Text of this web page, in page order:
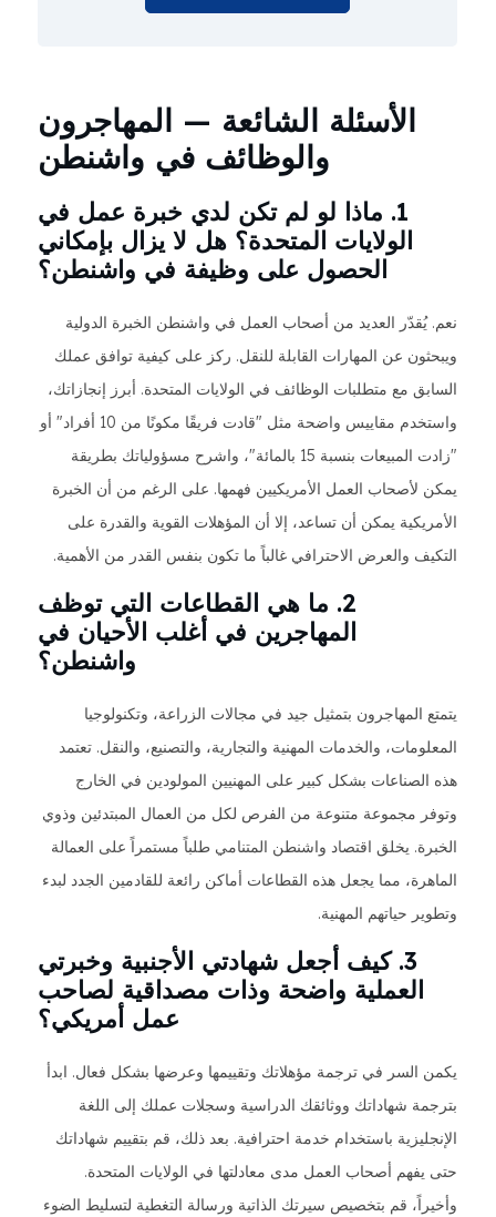
الأسئلة الشائعة — المهاجرون
والوظائف في واشنطن
1. ماذا لو لم تكن لدي خبرة عمل في
الولايات المتحدة؟ هل لا يزال بإمكاني
الحصول على وظيفة في واشنطن؟
نعم. يُقدّر العديد من أصحاب العمل في واشنطن الخبرة الدولية
ويبحثون عن المهارات القابلة للنقل. ركز على كيفية توافق عملك
السابق مع متطلبات الوظائف في الولايات المتحدة. أبرز إنجازاتك،
واستخدم مقاييس واضحة مثل "قادت فريقًا مكونًا من 10 أفراد" أو
"زادت المبيعات بنسبة 15 بالمائة"، واشرح مسؤولياتك بطريقة
يمكن لأصحاب العمل الأمريكيين فهمها. على الرغم من أن الخبرة
الأمريكية يمكن أن تساعد، إلا أن المؤهلات القوية والقدرة على
التكيف والعرض الاحترافي غالباً ما تكون بنفس القدر من الأهمية.
2. ما هي القطاعات التي توظف
المهاجرين في أغلب الأحيان في
واشنطن؟
يتمتع المهاجرون بتمثيل جيد في مجالات الزراعة، وتكنولوجيا
المعلومات، والخدمات المهنية والتجارية، والتصنيع، والنقل. تعتمد
هذه الصناعات بشكل كبير على المهنيين المولودين في الخارج
وتوفر مجموعة متنوعة من الفرص لكل من العمال المبتدئين وذوي
الخبرة. يخلق اقتصاد واشنطن المتنامي طلباً مستمراً على العمالة
الماهرة، مما يجعل هذه القطاعات أماكن رائعة للقادمين الجدد لبدء
وتطوير حياتهم المهنية.
3. كيف أجعل شهادتي الأجنبية وخبرتي
العملية واضحة وذات مصداقية لصاحب
عمل أمريكي؟
يكمن السر في ترجمة مؤهلاتك وتقييمها وعرضها بشكل فعال. ابدأ
بترجمة شهاداتك ووثائقك الدراسية وسجلات عملك إلى اللغة
الإنجليزية باستخدام خدمة احترافية. بعد ذلك، قم بتقييم شهاداتك
حتى يفهم أصحاب العمل مدى معادلتها في الولايات المتحدة.
وأخيراً، قم بتخصيص سيرتك الذاتية ورسالة التغطية لتسليط الضوء